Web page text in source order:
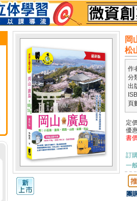
岡
松
作
分
出
頁
定
優
書
訂
一
團